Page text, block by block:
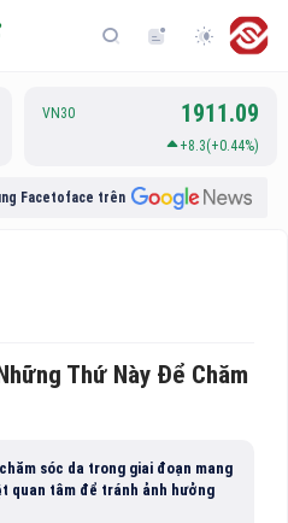
VN30 1911.09
+8.3(+0.44%)
Facetoface trên
Thứ Này Để Chăm
sóc da trong giai đoạn mang
quan tâm để tránh ảnh hưởng